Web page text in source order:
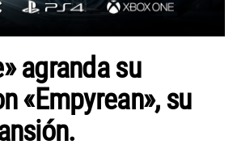
agranda su
«Empyrean», su